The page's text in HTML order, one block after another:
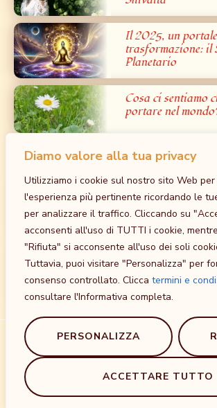
Diamo valore alla tua privacy
Utilizziamo i cookie sul nostro sito Web
l'esperienza più pertinente ricordando le
per analizzare il traffico. Cliccando su
acconsenti all'uso di TUTTI i cookie,
"Rifiuta" si acconsente all'uso dei soli
Tuttavia, puoi visitare "Personalizza" per
consenso controllato. Clicca termini e
consultare l'Informativa completa.
PERSONALIZZA
ACCETTARE TUTTO
Il 2025, un
trasformazione: il
Planetario
Cosa ci sentiamo
portare nel
Prossimi Eventi
Iniziazione al Bardo: la
dalla Paura – Tantra Bianco
atTempio della Madre, Cavriago, RE
Iniziazione al Maithuna Yin:
Sessuale nella via del non-Fare
atAgriturismo Sole Luna, Baiso, RE,
© 2014 Malika – La Via del Cuore. P.Iva
disciplinata ai sensi della Legge 4/2013.
qualificazione dei Servizi Professionali erogati​ SIAF
della legge 14 gennaio 2013 n.4.
Privacy Policy e Termini e